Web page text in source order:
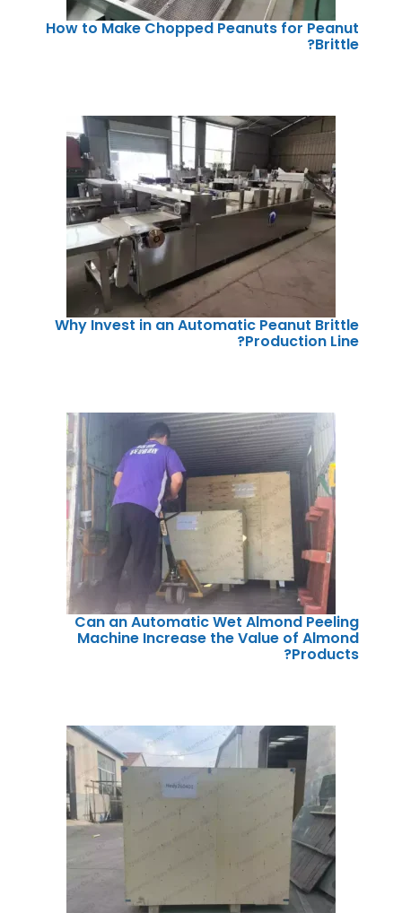
How to Make Chopped Peanuts for Peanut
Brittle?
Why Invest in an Automatic Peanut Brittle
Production Line?
Can an Automatic Wet Almond Peeling
Machine Increase the Value of Almond
Products?